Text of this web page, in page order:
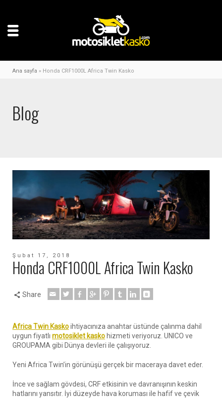
Ana sayfa » Honda CRF1000L Africa Twin Kasko
Blog
Şubat 17, 2018
Honda CRF1000L Africa Twin Kasko
Share
Africa Twin Kaskoihtiyacınıza anahtar üstünde çalınma dahil
uygun fiyatlı motosiklet kasko hizmeti veriyoruz. UNICO ve
GROUPAMA gibi Dünya devleri ile çalışıyoruz.
Yeni Africa Twin’in görünüşü gerçek bir maceraya davet eder.
İnce ve sağlam gövdesi, CRF etkisinin ve davranışının keskin
hatlarını yansıtır. İyi düzeyde hava koruması ile hafif ve çevik